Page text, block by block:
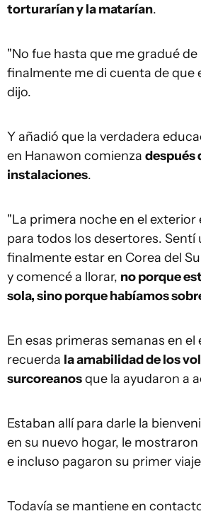
torturarían y la matarían.
"No fue hasta que me gradué
finalmente me di cuenta de que
dijo.
Y añadió que la verdadera
en Hanawon comienza después
instalaciones.
"La primera noche en el exterior
para todos los desertores. Sentí
finalmente estar en Corea del
y comencé a llorar, no porque
sola, sino porque habíamos
En esas primeras semanas en
recuerda la amabilidad de los
surcoreanosque la ayudaron a
Estaban allí para darle la
en su nuevo hogar, le
e incluso pagaron su primer
Todavía se mantiene en